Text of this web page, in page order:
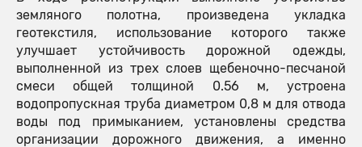
земляного полотна, произведена укладка
геотекстиля, использование которого также
улучшает устойчивость дорожной одежды,
выполненной из трех слоев щебеночно-песчаной
смеси общей толщиной 0.56 м, устроена
водопропускная труба диаметром 0,8 м для отвода
воды под примыканием, установлены средства
организации дорожного движения, а именно